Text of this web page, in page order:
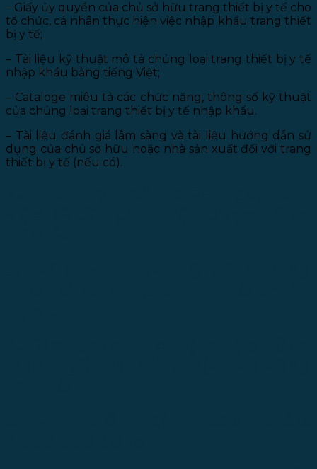
– Giấy ủy quyền của chủ sở hữu trang thiết bị y tế cho
tổ chức, cá nhân thực hiện việc nhập khẩu trang thiết
bị y tế;
– Tài liệu kỹ thuật mô tả chủng loại trang thiết bị y tế
nhập khẩu bằng tiếng Việt;
– Cataloge miêu tả các chức năng, thông số kỹ thuật
của chủng loại trang thiết bị y tế nhập khẩu.
– Tài liệu đánh giá lâm sàng và tài liệu hướng dẫn sử
dụng của chủ sở hữu hoặc nhà sản xuất đối với trang
thiết bị y tế (nếu có).